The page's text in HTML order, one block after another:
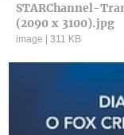
STARChannel-
(2090 x 3100).jpg
image 311 KB